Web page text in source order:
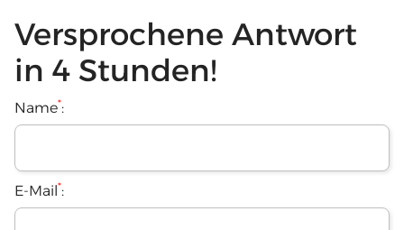
Versprochene Antwort
in 4 Stunden!
Name*:
E-Mail *: